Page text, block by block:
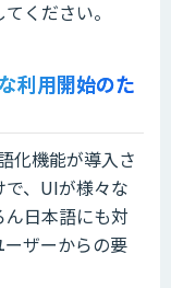
ください。
利用開始のた
化機能が導入さ
、UIが様々な
日本語にも対
ザーからの要